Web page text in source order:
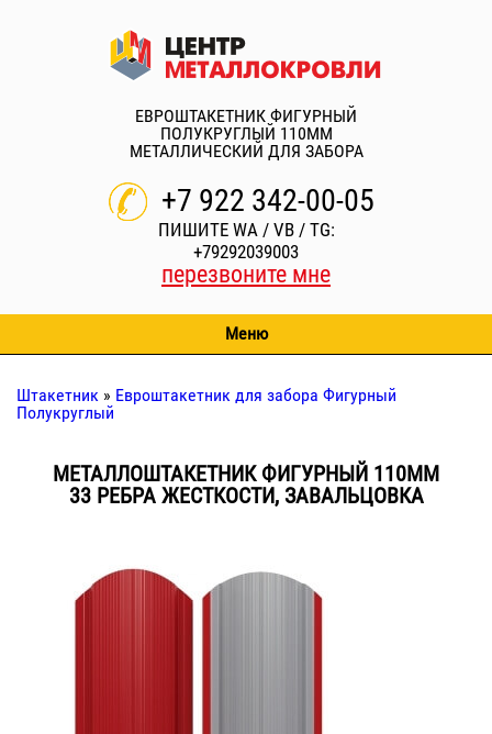
ЕВРОШТАКЕТНИК ФИГУРНЫЙ
ПОЛУКРУГЛЫЙ 110ММ
МЕТАЛЛИЧЕСКИЙ ДЛЯ ЗАБОРА
+7 922 342-00-05
ПИШИТЕ WA / VB / TG:
+79292039003
перезвоните мне
Меню
Штакетник » Евроштакетник для забора Фигурный
Полукруглый
МЕТАЛЛОШТАКЕТНИК ФИГУРНЫЙ 110ММ
33 РЕБРА ЖЕСТКОСТИ, ЗАВАЛЬЦОВКА